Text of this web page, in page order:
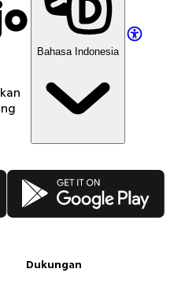
Bahasa Indonesia
Google Play
Dukungan